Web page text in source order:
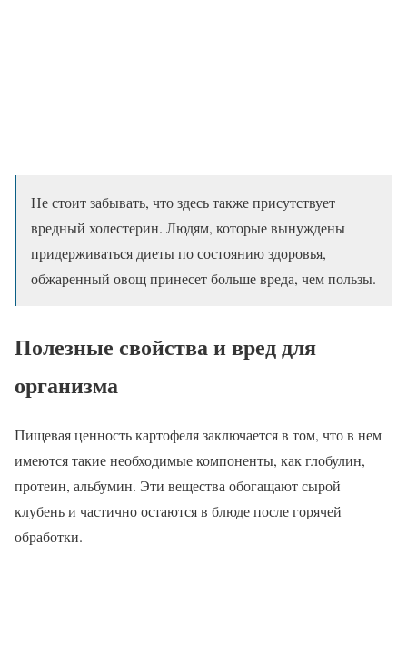
Не стоит забывать, что здесь также присутствует
вредный холестерин. Людям, которые вынуждены
придерживаться диеты по состоянию здоровья,
обжаренный овощ принесет больше вреда, чем пользы.
Полезные свойства и вред для
организма
Пищевая ценность картофеля заключается в том, что в нем
имеются такие необходимые компоненты, как глобулин,
протеин, альбумин. Эти вещества обогащают сырой
клубень и частично остаются в блюде после горячей
обработки.